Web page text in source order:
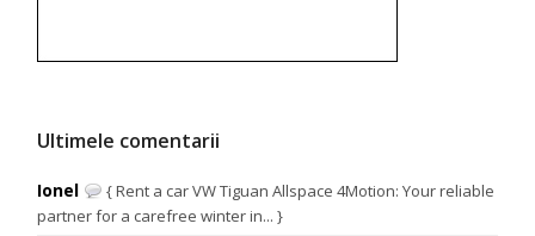
Ultimele comentarii
Ionel
{ Rent a car VW Tiguan Allspace 4Motion: Your reliable
partner for a carefree winter in... }